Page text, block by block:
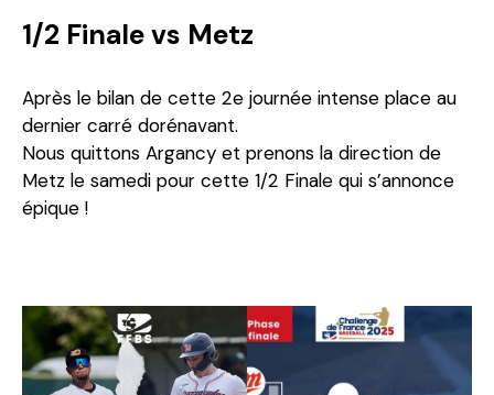
1/2 Finale vs Metz
Après le bilan de cette 2e journée intense place au
dernier carré dorénavant.
Nous quittons Argancy et prenons la direction de
Metz le samedi pour cette 1/2 Finale qui s’annonce
épique !